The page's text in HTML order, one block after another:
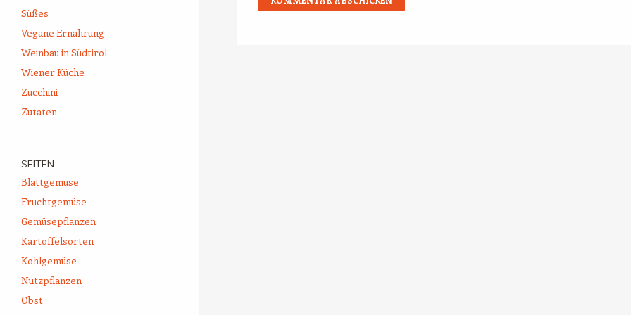
Süßes
Vegane Ernährung
Weinbau in Südtirol
Wiener Küche
Zucchini
Zutaten
SEITEN
Blattgemüse
Fruchtgemüse
Gemüsepflanzen
Kartoffelsorten
Kohlgemüse
Nutzpflanzen
Obst